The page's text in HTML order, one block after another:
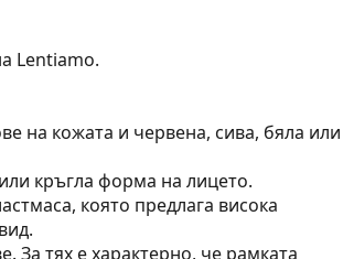
Lentiamo.
на кожата и червена, сива, бяла или
кръгла форма на лицето.
която предлага висока
За тях е характерно, че рамката